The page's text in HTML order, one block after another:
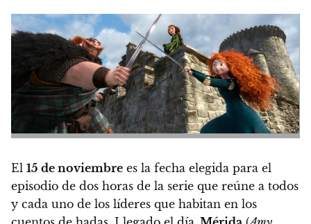
El 15 de noviembre es la fecha elegida para el
episodio de dos horas de la serie que reúne a todos
y cada uno de los líderes que habitan en los